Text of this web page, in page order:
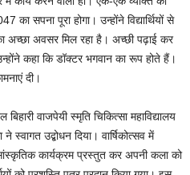
सपना पूरा होगा। उन्होंने विद्यार्थियों से
अच्छा अवसर मिल रहा है। अच्छी पढ़ाई कर
कहा कि डॉक्टर भगवान का रूप होते हैं।
दी।
वाजपेयी स्मृति चिकित्सा महाविद्यालय
उद्बोधन दिया। वार्षिकोत्सव में
कार्यक्रम प्रस्तुत कर अपनी कला को